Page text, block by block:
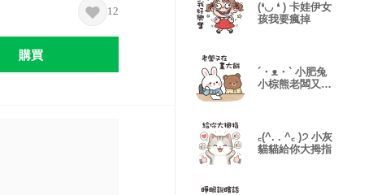
12
購買
(❛◡ ❛ ) 卡娃伊女
孩我要瘋掉
´・ᴥ・` 小肥兔
小棕熊老闆又在
꜀(^. . ^꜀ )੭ 小灰
貓貓給你大拇指